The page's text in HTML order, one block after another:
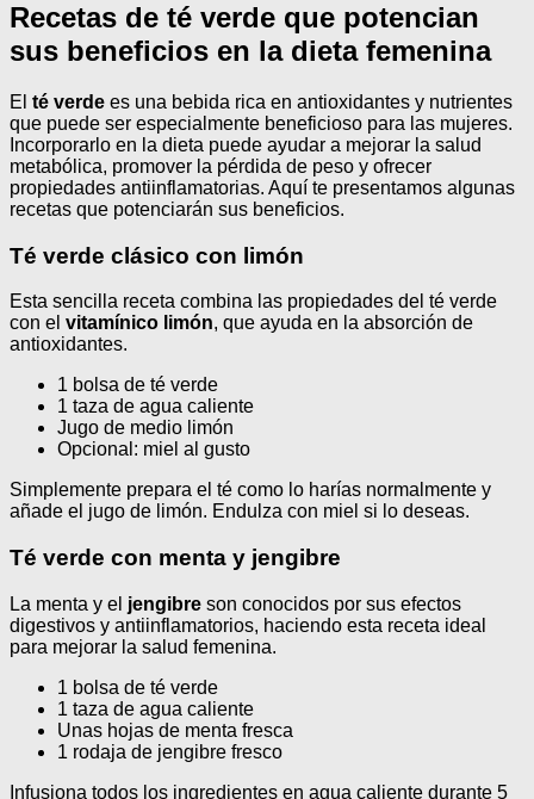
Recetas de té verde que potencian
sus beneficios en la dieta femenina
El té verde es una bebida rica en antioxidantes y nutrientes
que puede ser especialmente beneficioso para las mujeres.
Incorporarlo en la dieta puede ayudar a mejorar la salud
metabólica, promover la pérdida de peso y ofrecer
propiedades antiinflamatorias. Aquí te presentamos algunas
recetas que potenciarán sus beneficios.
Té verde clásico con limón
Esta sencilla receta combina las propiedades del té verde
con el vitamínico limón, que ayuda en la absorción de
antioxidantes.
1 bolsa de té verde
1 taza de agua caliente
Jugo de medio limón
Opcional: miel al gusto
Simplemente prepara el té como lo harías normalmente y
añade el jugo de limón. Endulza con miel si lo deseas.
Té verde con menta y jengibre
La menta y el jengibre son conocidos por sus efectos
digestivos y antiinflamatorios, haciendo esta receta ideal
para mejorar la salud femenina.
1 bolsa de té verde
1 taza de agua caliente
Unas hojas de menta fresca
1 rodaja de jengibre fresco
Infusiona todos los ingredientes en agua caliente durante 5